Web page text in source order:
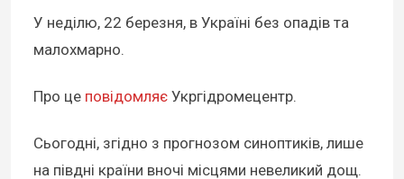
У неділю, 22 березня, в Україні без опадів та
малохмарно.
Про це повідомляє Укргідромецентр.
Сьогодні, згідно з прогнозом синоптиків, лише
на півдні країни вночі місцями невеликий дощ.